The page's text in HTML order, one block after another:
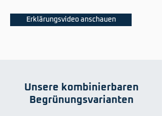
Erklärungsvideo anschauen
Unsere kombinierbaren
Begrünungsvarianten